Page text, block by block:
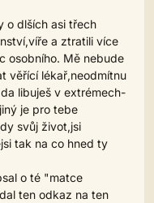
o dlších asi třech
a ztratili více
osobního. Mě nebude
věřící lékař,neodmítnu
libuješ v extrémech-
je pro tebe
svůj život,jsi
tak na co hned ty
o té "matce
ten odkaz na ten